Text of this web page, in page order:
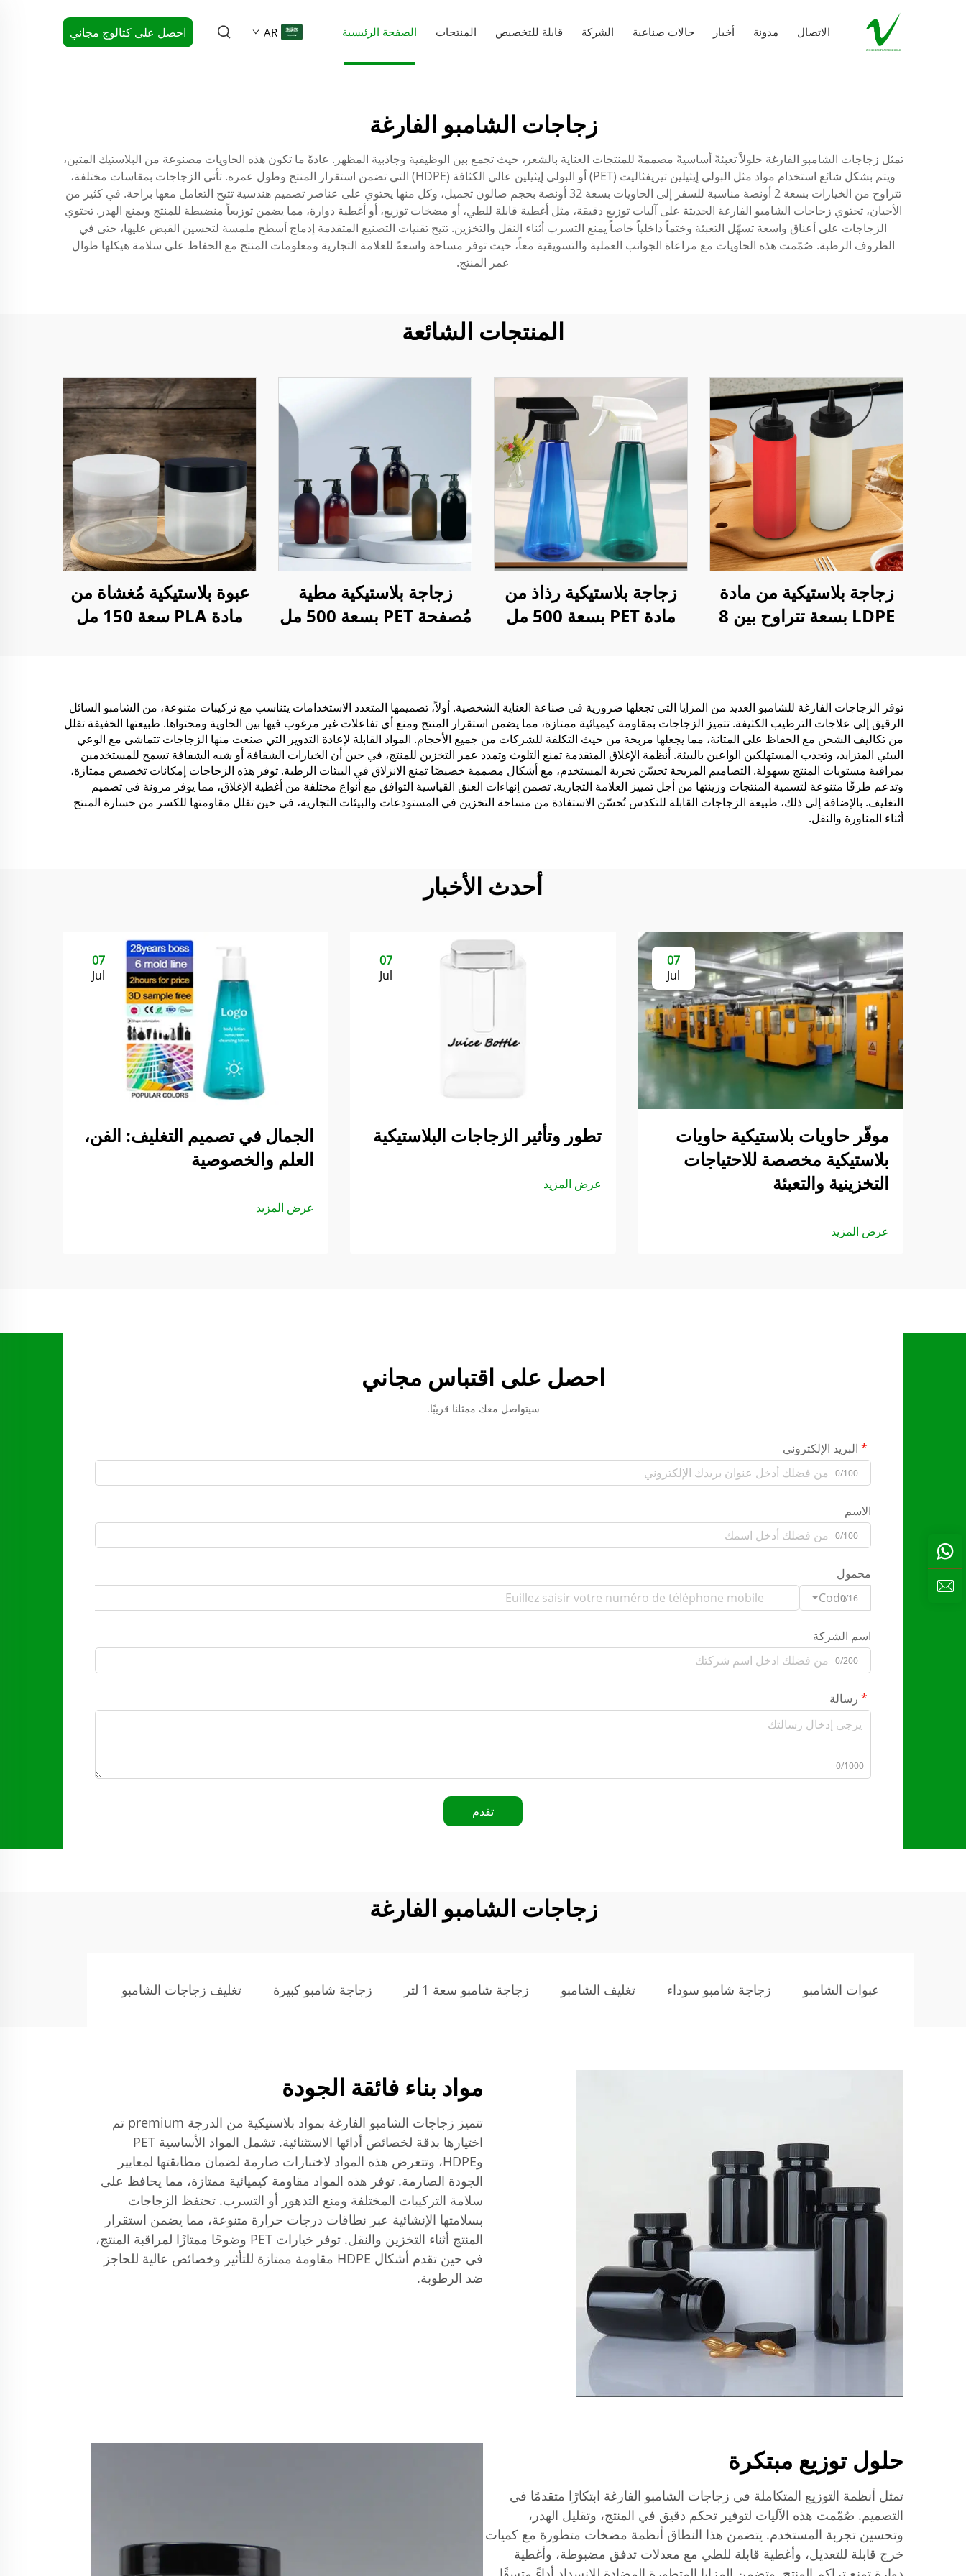
الصفحة الرئيسية المنتجات قابلة للتخصيص الشركة حالات صناعية أخبار مدونة الاتصال AR احصل على كتالوج مجاني
زجاجات الشامبو الفارغة
تمثل زجاجات الشامبو الفارغة حلولاً تعبئةً أساسيةً مصممةً للمنتجات العناية بالشعر، حيث تجمع بين الوظيفية وجاذبية المظهر. عادةً ما تكون هذه الحاويات مصنوعة من البلاستيك المتين،
ويتم بشكل شائع استخدام مواد مثل البولي إيثيلين تيريفثاليت (PET) أو البولي إيثيلين عالي الكثافة (HDPE) التي تضمن استقرار المنتج وطول عمره. تأتي الزجاجات بمقاسات مختلفة،
تتراوح من الخيارات بسعة 2 أونصة مناسبة للسفر إلى الحاويات بسعة 32 أونصة بحجم صالون تجميل، وكل منها يحتوي على عناصر تصميم هندسية تتيح التعامل معها براحة. في كثير من
الأحيان، تحتوي زجاجات الشامبو الفارغة الحديثة على آليات توزيع دقيقة، مثل أغطية قابلة للطي، أو مضخات توزيع، أو أغطية دوارة، مما يضمن توزيعاً منضبطة للمنتج ويمنع الهدر. تحتوي
الزجاجات على أعناق واسعة تسهّل التعبئة وختماً داخلياً خاصاً يمنع التسرب أثناء النقل والتخزين. تتيح تقنيات التصنيع المتقدمة إدماج أسطح ملمسة لتحسين القبض عليها، حتى في
الظروف الرطبة. صُمّمت هذه الحاويات مع مراعاة الجوانب العملية والتسويقية معاً، حيث توفر مساحة واسعةً للعلامة التجارية ومعلومات المنتج مع الحفاظ على سلامة هيكلها طوال
عمر المنتج.
المنتجات الشائعة
زجاجة بلاستيكية من مادة
LDPE بسعة تتراوح بين 8
زجاجة بلاستيكية رذاذ من
مادة PET بسعة 500 مل
زجاجة بلاستيكية مطية
مُصفحة PET بسعة 500 مل
عبوة بلاستيكية مُغشاة من
مادة PLA سعة 150 مل
توفر الزجاجات الفارغة للشامبو العديد من المزايا التي تجعلها ضرورية في صناعة العناية الشخصية. أولاً، تصميمها المتعدد الاستخدامات يتناسب مع تركيبات متنوعة، من الشامبو السائل
الرقيق إلى علاجات الترطيب الكثيفة. تتميز الزجاجات بمقاومة كيميائية ممتازة، مما يضمن استقرار المنتج ومنع أي تفاعلات غير مرغوب فيها بين الحاوية ومحتواها. طبيعتها الخفيفة تقلل
من تكاليف الشحن مع الحفاظ على المتانة، مما يجعلها مربحة من حيث التكلفة للشركات من جميع الأحجام. المواد القابلة لإعادة التدوير التي صنعت منها الزجاجات تتماشى مع الوعي
البيئي المتزايد، وتجذب المستهلكين الواعين بالبيئة. أنظمة الإغلاق المتقدمة تمنع التلوث وتمدد عمر التخزين للمنتج، في حين أن الخيارات الشفافة أو شبه الشفافة تسمح للمستخدمين
بمراقبة مستويات المنتج بسهولة. التصاميم المريحة تحسّن تجربة المستخدم، مع أشكال مصممة خصيصًا تمنع الانزلاق في البيئات الرطبة. توفر هذه الزجاجات إمكانات تخصيص ممتازة،
وتدعم طرقًا متنوعة لتسمية المنتجات وزينتها من أجل تمييز العلامة التجارية. تضمن إنهاءات العنق القياسية التوافق مع أنواع مختلفة من أغطية الإغلاق، مما يوفر مرونة في تصميم
التغليف. بالإضافة إلى ذلك، طبيعة الزجاجات القابلة للتكدس تُحسّن الاستفادة من مساحة التخزين في المستودعات والبيئات التجارية، في حين تقلل مقاومتها للكسر من خسارة المنتج
أثناء المناورة والنقل.
أحدث الأخبار
07
Jul
موفّر حاويات بلاستيكية حاويات
بلاستيكية مخصصة للاحتياجات
التخزينية والتعبئة
عرض المزيد
07
Jul
تطور وتأثير الزجاجات البلاستيكية
عرض المزيد
07
Jul
الجمال في تصميم التغليف: الفن،
العلم والخصوصية
عرض المزيد
احصل على اقتباس مجاني
سيتواصل معك ممثلنا قريبًا.
البريد الإلكتروني
0/100
الاسم
0/100
محمول
Code0/16
اسم الشركة
0/200
رسالة
0/1000
تقدم
زجاجات الشامبو الفارغة
عبوات الشامبو زجاجة شامبو سوداء تغليف الشامبو زجاجة شامبو سعة 1 لتر زجاجة شامبو كبيرة تغليف زجاجات الشامبو
مواد بناء فائقة الجودة
تتميز زجاجات الشامبو الفارغة بمواد بلاستيكية من الدرجة premium تم
اختيارها بدقة لخصائص أدائها الاستثنائية. تشمل المواد الأساسية PET
وHDPE، وتتعرض هذه المواد لاختبارات صارمة لضمان مطابقتها لمعايير
الجودة الصارمة. توفر هذه المواد مقاومة كيميائية ممتازة، مما يحافظ على
سلامة التركيبات المختلفة ومنع التدهور أو التسرب. تحتفظ الزجاجات
بسلامتها الإنشائية عبر نطاقات درجات حرارة متنوعة، مما يضمن استقرار
المنتج أثناء التخزين والنقل. توفر خيارات PET وضوحًا ممتازًا لمراقبة المنتج،
في حين تقدم أشكال HDPE مقاومة ممتازة للتأثير وخصائص عالية للحاجز
ضد الرطوبة.
حلول توزيع مبتكرة
تمثل أنظمة التوزيع المتكاملة في زجاجات الشامبو الفارغة ابتكارًا متقدمًا في
التصميم. صُمّمت هذه الآليات لتوفير تحكم دقيق في المنتج، وتقليل الهدر،
وتحسين تجربة المستخدم. يتضمن هذا النطاق أنظمة مضخات متطورة مع كميات
خرج قابلة للتعديل، وأغطية قابلة للطي مع معدلات تدفق مضبوطة، وأغطية